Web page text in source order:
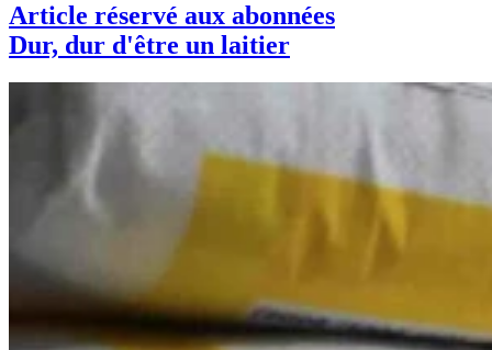
Article réservé aux abonnées
Dur, dur d'être un laitier